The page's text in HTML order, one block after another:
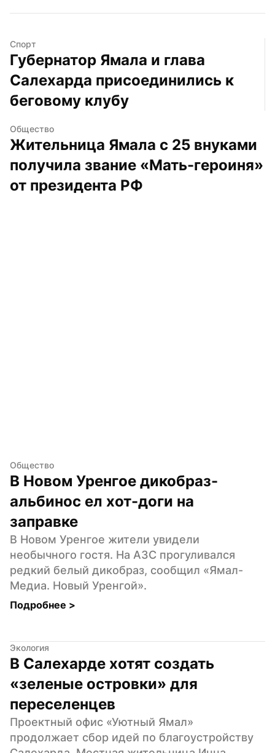
Спорт
Губернатор Ямала и глава
Салехарда присоединились к
беговому клубу
Общество
Жительница Ямала с 25 внуками
получила звание «Мать-героиня»
от президента РФ
Общество
В Новом Уренгое дикобраз-
альбинос ел хот-доги на
заправке
В Новом Уренгое жители увидели
необычного гостя. На АЗС прогуливался
редкий белый дикобраз, сообщил «Ямал-
Медиа. Новый Уренгой».
Подробнее >
Экология
В Салехарде хотят создать
«зеленые островки» для
переселенцев
Проектный офис «Уютный Ямал»
продолжает сбор идей по благоустройству